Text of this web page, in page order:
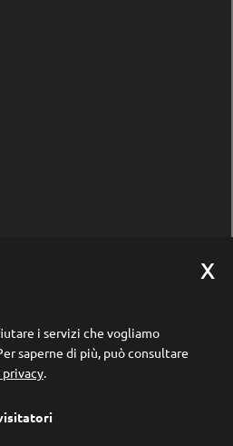
cookie
i servizi che vogliamo
saperne di più, può consultare
.